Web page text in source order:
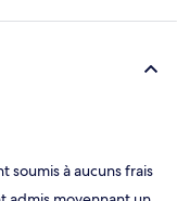
soumis à aucuns frais